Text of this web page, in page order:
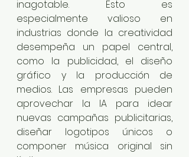
inagotable. Esto es
especialmente valioso en
industrias donde la creatividad
desempeña un papel central,
como la publicidad, el diseño
gráfico y la producción de
medios. Las empresas pueden
aprovechar la IA para idear
nuevas campañas publicitarias,
diseñar logotipos únicos o
componer música original sin